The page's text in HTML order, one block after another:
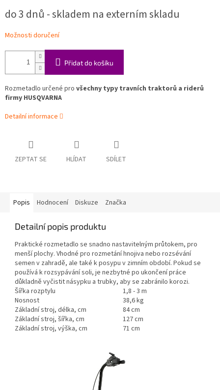
cena:
do 3 dnů - skladem na externím skladu
Možnosti doručení
Přidat do košíku
Rozmetadlo určené pro všechny typy travních traktorů a riderů
firmy HUSQVARNA
Detailní informace
ZEPTAT SE HLÍDAT SDÍLET
Popis Hodnocení Diskuze Značka
Detailní popis produktu
Praktické rozmetadlo se snadno nastavitelným průtokem, pro
menší plochy. Vhodné pro rozmetání hnojiva nebo rozsévání
semen v zahradě, ale také k posypu v zimním období. Pokud se
používá k rozsypávání soli, je nezbytné po ukončení práce
důkladně vyčistit násypku a trubky, aby se zabránilo korozi.
Šířka rozptylu
1,8 - 3 m
Nosnost
38,6 kg
Základní stroj, délka, cm
84 cm
Základní stroj, šířka, cm
127 cm
Základní stroj, výška, cm
71 cm